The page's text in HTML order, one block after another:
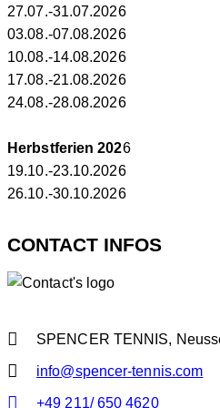
27.07.-31.07.2026
03.08.-07.08.2026
10.08.-14.08.2026
17.08.-21.08.2026
24.08.-28.08.2026
Herbstferien 2026
19.10.-23.10.2026
26.10.-30.10.2026
CONTACT INFOS
SPENCER TENNIS,
info@spencer-tennis.com
+49 211/ 650 4620